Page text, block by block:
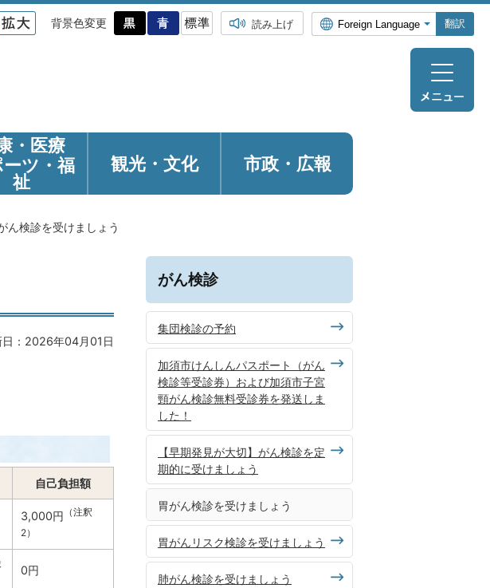
背景色変更 読み上げ 翻訳
・医療
ーツ・福
祉
観光・ 文化 市政・広報
ん検診を受けましょう
日：2026年04月01日
自己負担額
3,000円 （注釈
2）
0円
がん検診
集団検診の予約
加須市けんしんパスポート（がん
検診等受診券）および加須市子宮
頸がん検診無料受診券を発送しま
した！
【早期発見が大切】がん検診を定
期的に受けましょう
胃がん検診を受けましょう
胃がんリスク検診を受けましょう
肺がん検診を受けましょう